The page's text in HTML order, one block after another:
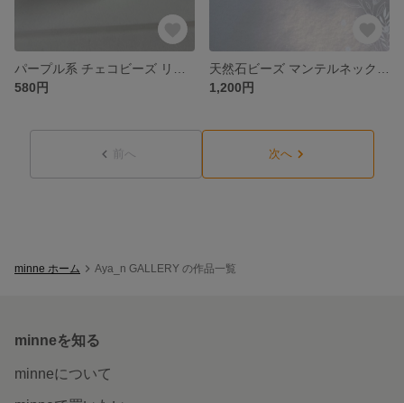
580円
1,200円
前へ 次へ
minne ホーム Aya_n GALLERY の作品一覧
minneを知る
minneについて